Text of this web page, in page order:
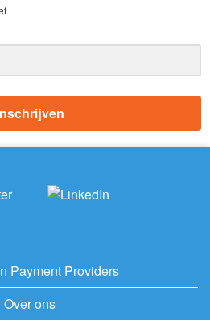
Payment Providers
Over ons